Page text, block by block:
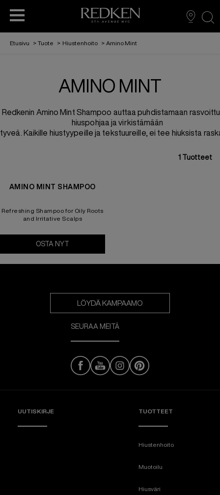
HIUSTENHOITO
MUOTOILU
HIUSVÄRIT
HIUSTENHOITO
HIUSVÄRIT
REDKEN TRIBE
EDUCATION
L'ORÉAL PARTNER SHOP
TARINAMME
AMBASSADORIMME
Etusivu > Tuote > Hiustenhoito > Amino Mint
AMINO MINT
Redkenin Amino Mint Shampoo auttaa puhdistamaan
hiuspohjaa ja virkistämään
tyveä. Kaikille hiustyypeille ja tekstuureille, ei tee hiuksista
1 Tuotteet
AMINO MINT SHAMPOO
Refreshing Shampoo for Oily Roots
and Irritative Scalps
OSTA NYT
LÖYDÄ KAMPAAMO
SEURAA MEITÄ
UUTISKIRJE TUOTTEET
Hiustenhoito
Muotoilu
Hiusväri